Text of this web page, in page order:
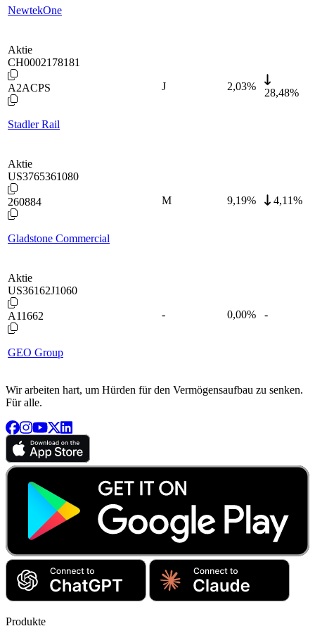
NewtekOne
Aktie
CH0002178181
A2ACPS
Stadler Rail
J 2,03%
28,48%
Aktie
US3765361080
260884
Gladstone Commercial
M 9,19% 4,11%
Aktie
US36162J1060
A11662
GEO Group
- 0,00% -
Wir arbeiten hart, um Hürden für den Vermögensaufbau zu senken.
Für alle.
Produkte